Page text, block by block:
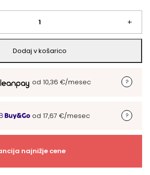
+
Dodaj v košarico
od 10,36 €/mesec
od 17,67 €/mesec
najnižje cene